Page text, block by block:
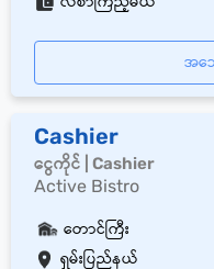
အသ
Cashier
ငွေကိုင် | Cashier
Active Bistro
ရှမ်းပြည်နယ်
တောင်ကြီး